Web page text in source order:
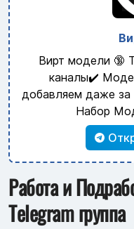
Вирт модели 🔞
каналы✔️
добавляем даже
Набор
Работа и
Telegram группа